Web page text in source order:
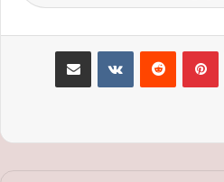
بينتيريست